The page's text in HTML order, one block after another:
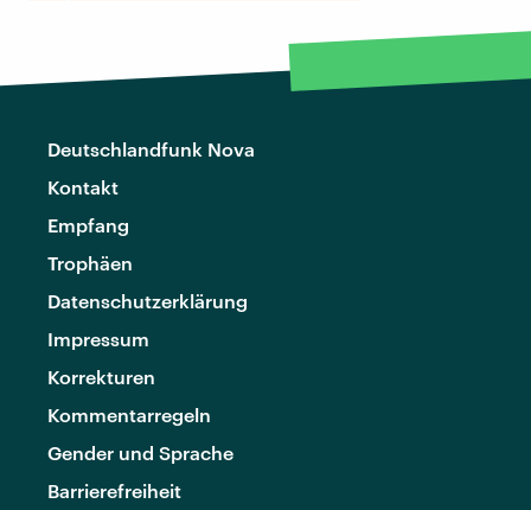
Deutschlandfunk Nova
Kontakt
Empfang
Trophäen
Datenschutzerklärung
Impressum
Korrekturen
Kommentarregeln
Gender und Sprache
Barrierefreiheit